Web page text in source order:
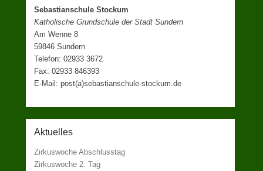
Sebastianschule Stockum
Katholische Grundschule der Stadt Sundern
Am Wenne 8
59846 Sundern
Telefon: 02933 3672
Fax: 02933 846393
E-Mail: post(a)sebastianschule-stockum.de
Aktuelles
Zirkuswoche Abschlusstag
Zirkuswoche 2. Tag